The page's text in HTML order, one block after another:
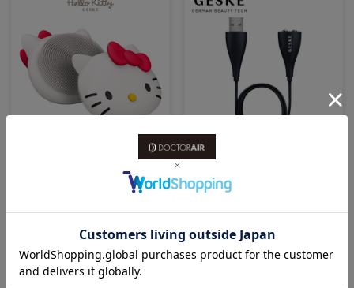
ゲスケ ハローキティ フェイシャ
こすらず洗顔で毎日しっかり毛穴ケア
ゲスケ マグネット式USBケーブ
ル(充電ケーブル)
（グレー）
￥990